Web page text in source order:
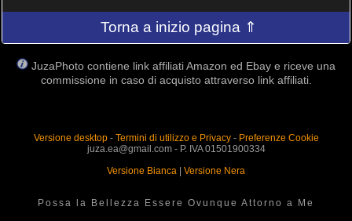
Torna a inizio pagina ⇑
JuzaPhoto contiene link affiliati Amazon ed Ebay e riceve una
commissione in caso di acquisto attraverso link affiliati.
Versione desktop- Termini di utilizzo e Privacy- Preferenze Cookie
juza.ea@gmail.com - P. IVA 01501900334
Versione Bianca
Versione Nera
Possa la Bellezza Essere Ovunque Attorno a Me